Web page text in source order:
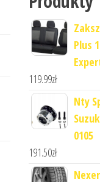
Plus
119.99zł
Nty
0105
191.50zł